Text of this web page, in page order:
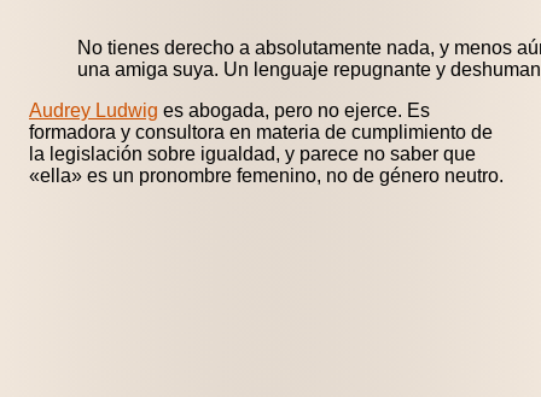
No tienes derecho a absolutamente nada, y menos
una amiga suya. Un lenguaje repugnante y
Audrey Ludwig es abogada, pero no ejerce. Es
formadora y consultora en materia de cumplimiento de
la legislación sobre igualdad, y parece no saber que
«ella» es un pronombre femenino, no de género neutro.